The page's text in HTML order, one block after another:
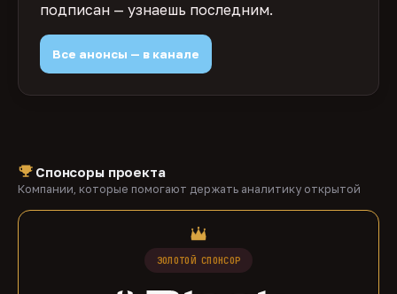
подписан — узнаешь последним.
Все анонсы — в канале
Спонсоры проекта
Компании, которые помогают держать аналитику открытой
ЗОЛОТОЙ СПОНСОР